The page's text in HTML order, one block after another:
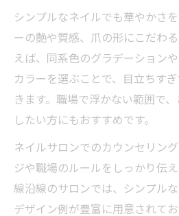
シンプルなネイルでも華やかさ
ーの艶や質感、爪の形にこだわ
えば、同系色のグラデーション
カラーを選ぶことで、目立ちす
きます。職場で浮かない範囲で
したい方にもおすすめです。
ネイルサロンでのカウンセリン
ジや職場のルールをしっかり伝
線沿線のサロンでは、シンプル
デザイン例が豊富に用意されて